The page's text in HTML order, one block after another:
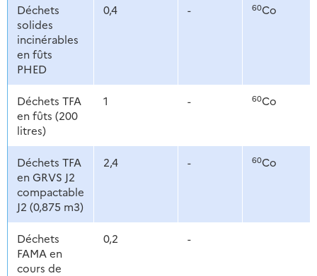
Déchets
solides
incinérables
en fûts
PHED
0,4 - 60Co
Déchets TFA
en fûts (200
litres)
1 - 60Co
Déchets TFA
en GRVS J2
compactable
J2 (0,875 m3)
2,4 - 60Co
Déchets
FAMA en
cours de
0,2 -